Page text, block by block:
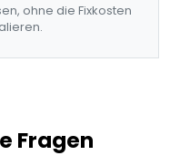
ohne die Fixkosten
Fragen